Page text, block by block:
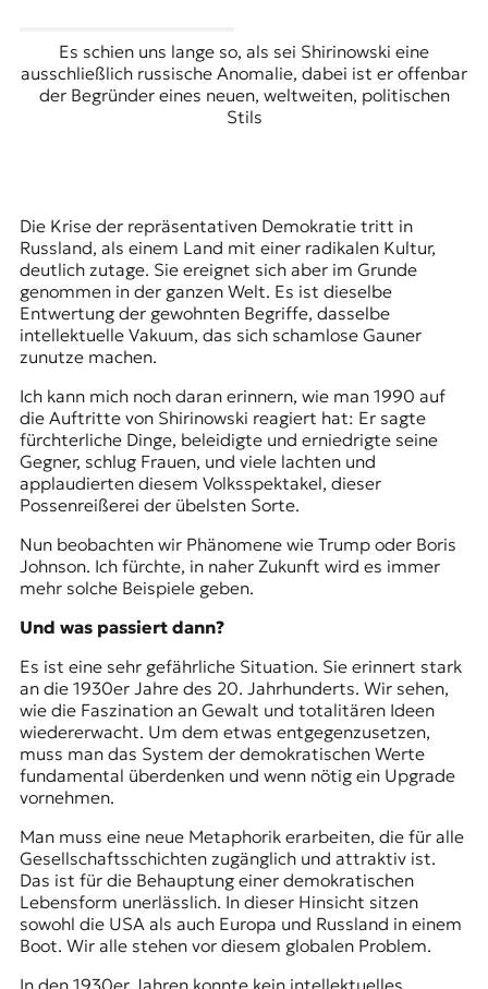
Es schien uns lange so, als sei Shirinowski eine
ausschließlich russische Anomalie, dabei ist er offenbar
der Begründer eines neuen, weltweiten, politischen
Stils
Die Krise der repräsentativen Demokratie tritt in
Russland, als einem Land mit einer radikalen Kultur,
deutlich zutage. Sie ereignet sich aber im Grunde
genommen in der ganzen Welt. Es ist dieselbe
Entwertung der gewohnten Begriffe, dasselbe
intellektuelle Vakuum, das sich schamlose Gauner
zunutze machen.
Ich kann mich noch daran erinnern, wie man 1990 auf
die Auftritte von Shirinowski reagiert hat: Er sagte
fürchterliche Dinge, beleidigte und erniedrigte seine
Gegner, schlug Frauen, und viele lachten und
applaudierten diesem Volksspektakel, dieser
Possenreißerei der übelsten Sorte.
Nun beobachten wir Phänomene wie Trump oder Boris
Johnson. Ich fürchte, in naher Zukunft wird es immer
mehr solche Beispiele geben.
Und was passiert dann?
Es ist eine sehr gefährliche Situation. Sie erinnert stark
an die 1930er Jahre des 20. Jahrhunderts. Wir sehen,
wie die Faszination an Gewalt und totalitären Ideen
wiedererwacht. Um dem etwas entgegenzusetzen,
muss man das System der demokratischen Werte
fundamental überdenken und wenn nötig ein Upgrade
vornehmen.
Man muss eine neue Metaphorik erarbeiten, die für alle
Gesellschaftsschichten zugänglich und attraktiv ist.
Das ist für die Behauptung einer demokratischen
Lebensform unerlässlich. In dieser Hinsicht sitzen
sowohl die USA als auch Europa und Russland in einem
Boot. Wir alle stehen vor diesem globalen Problem.